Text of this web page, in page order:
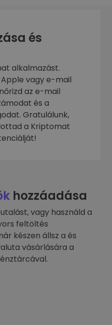
és
alkalmazást.
Apple vagy e-mail
az e-mail
és a
Gratulálunk,
a Kriptomat
hozzáadása
vagy használd a
feltöltés
készen állsz a és
vásárlására a